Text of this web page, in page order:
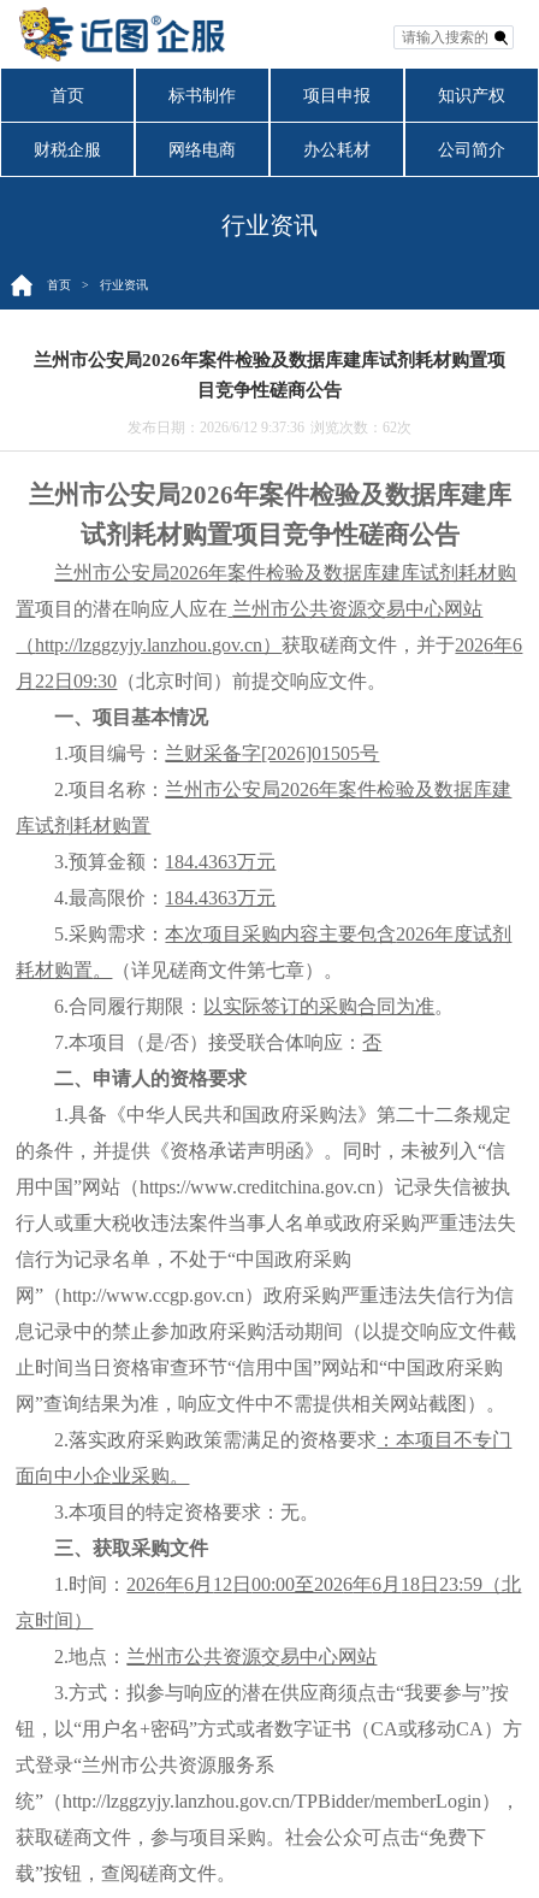
首页 标书制作 项目申报 知识产权
财税企服 网络电商 办公耗材 公司简介
行业资讯
首页> 行业资讯
兰州市公安局2026年案件检验及数据库建库试剂耗材购置项
目竞争性磋商公告
发布日期：2026/6/12 9:37:36 浏览次数： 62次
兰州市公安局2026年案件检验及数据库建库
试剂耗材购置项目竞争性磋商公告
兰州市公安局2026年案件检验及数据库建库试剂耗材购
置项目的潜在响应人应在 兰州市公共资源交易中心网站
（http://lzggzyjy.lanzhou.gov.cn）获取磋商文件，并于2026年6
月 22 日09:30 （北京时间）前提交响应文件。
一、项目基本情况
1.项目编号： 兰财采备字[2026]01505号
2.项目名称： 兰州市公安局2026年案件检验及数据库建
库试剂耗材购置
3.预算金额： 184.4363万元
4.最高限价： 184.4363万元
5.采购需求：本次项目采购内容主要包含2026年度试剂
耗材购置。
（详见磋商文件第七章）。
6.合同履行期限： 以实际签订的采购合同为准。
7.本项目（是/否）接受联合体响应：否
二、申请人的资格要求
1.具备《中华人民共和国政府采购法》第二十二条规定
的条件，并提供《资格承诺声明函》。同时，未被列入“信
用中国”网站（https://www.creditchina.gov.cn）记录失信被执
行人或重大税收违法案件当事人名单或政府采购严重违法失
信行为记录名单，不处于“中国政府采购
网”（http://www.ccgp.gov.cn）政府采购严重违法失信行为信
息记录中的禁止参加政府采购活动期间（以提交响应文件截
止时间当日资格审查环节“信用中国”网站和“中国政府采购
网”查询结果为准，响应文件中不需提供相关网站截图）。
2.落实政府采购政策需满足的资格要求 ：本项目不专门
面向中小企业采购。
3.本项目的特定资格要求： 无。
三、获取采购文件
1.时间： 2026年6月 12 日00:00至2026年6月 18日 23:59（北
京时间）
2.地点： 兰州市公共资源交易中心网站
3.方式：拟参与响应的潜在供应商须点击“我要参与”按
钮，以“用户名+密码”方式或者数字证书（CA或移动CA）方
式登录“兰州市公共资源服务系
统”（http://lzggzyjy.lanzhou.gov.cn/TPBidder/memberLogin），
获取磋商文件，参与项目采购。社会公众可点击“免费下
载”按钮，查阅磋商文件。